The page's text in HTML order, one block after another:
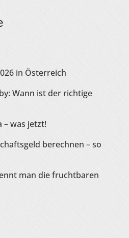
in Österreich
Wann ist der richtige
– was jetzt!
berechnen – so
man die fruchtbaren